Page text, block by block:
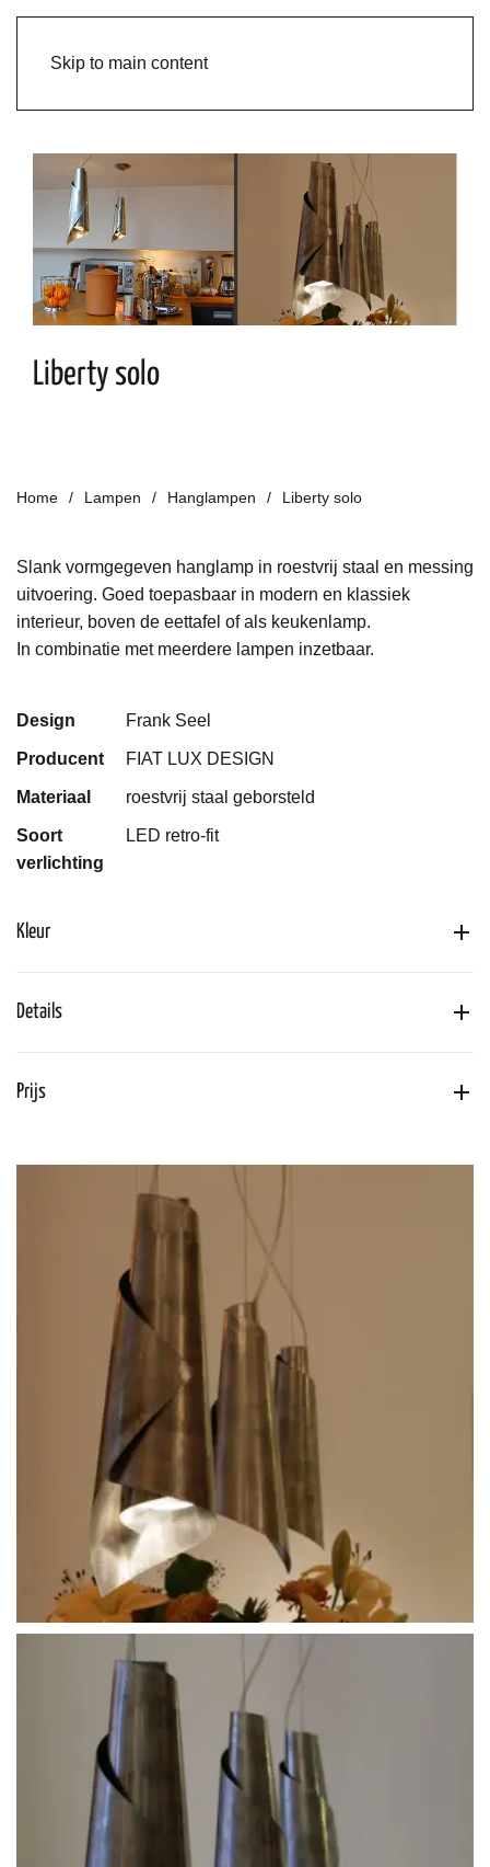
Skip to main content
Liberty solo
Home Lampen Hanglampen Liberty solo
Slank vormgegeven hanglamp in roestvrij staal en messing
uitvoering. Goed toepasbaar in modern en klassiek
interieur, boven de eettafel of als keukenlamp.
In combinatie met meerdere lampen inzetbaar.
Design Frank Seel
Producent FIAT LUX DESIGN
Materiaal roestvrij staal geborsteld
Soort
verlichting
LED retro-fit
Kleur
Details
Prijs